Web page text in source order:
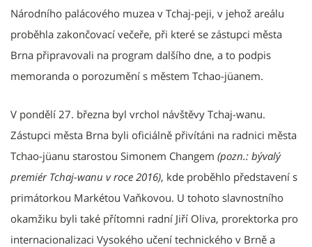
Národního palácového muzea v Tchaj-peji, v jehož areálu
proběhla zakončovací večeře, při které se zástupci města
Brna připravovali na program dalšího dne, a to podpis
memoranda o porozumění s městem Tchao-jüanem.
V pondělí 27. března byl vrchol návštěvy Tchaj-wanu.
Zástupci města Brna byli oficiálně přivítáni na radnici města
Tchao-jüanu starostou Simonem Changem (pozn.: bývalý
premiér Tchaj-wanu v roce 2016), kde proběhlo představení s
primátorkou Markétou Vaňkovou. U tohoto slavnostního
okamžiku byli také přítomni radní Jiří Oliva, prorektorka pro
internacionalizaci Vysokého učení technického v Brně a